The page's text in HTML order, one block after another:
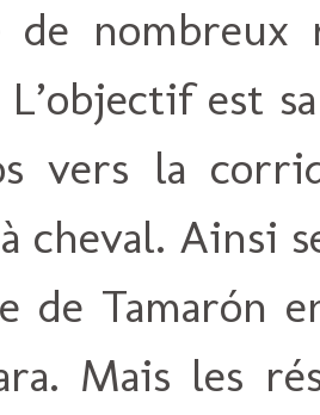
de nombreux
L’objectif est
vers la
cheval. Ainsi
de Tamarón
Mais les